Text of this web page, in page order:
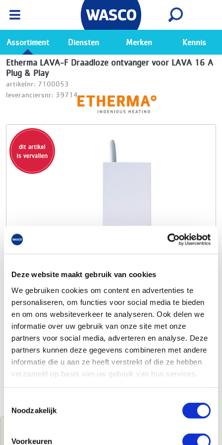
Deze website maakt gebruik van cookies
We gebruiken cookies om content en advertenties te
personaliseren, om functies voor social media te bieden
en om ons websiteverkeer te analyseren. Ook delen we
informatie over uw gebruik van onze site met onze
partners voor social media, adverteren en analyse. Deze
partners kunnen deze gegevens combineren met andere
informatie die u aan ze heeft verstrekt of die ze hebben
verzameld op basis van uw gebruik van hun services.
Noodzakelijk
Voorkeuren
Ga naar de Wasco app
Bekijk
Assortiment Diensten Merken Kennis
Etherma LAVA-F Draadloze ontvanger voor LAVA 16 A
Plug & Play
artikelnr: 7100053
leveranciersnr: 39714